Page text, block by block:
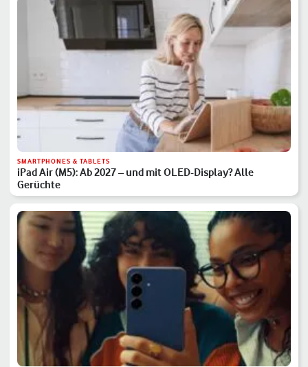
SMARTPHONES & TABLETS
iPad Air (M5): Ab 2027 – und mit OLED-Display? Alle
Gerüchte